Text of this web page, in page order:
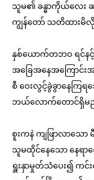
သူမ၏ ခန္ဓာကိုယ်လေး
ကျွန်တော် သတိထား
နှစ်ယောက်တဘဝ ရင်နင့်
အခြေအနေအကြောင်း
စီ ဝေးလွင့်ခွဲခွာနေကြ
ဘယ်လောက်တောင်ရှိမည်
စူးကနဲ ကျဖြာလာသေ
သူမထိုင်နေသော နေရာ
ရှူးနှာမှုတ်သံပေး၍ ကင်း